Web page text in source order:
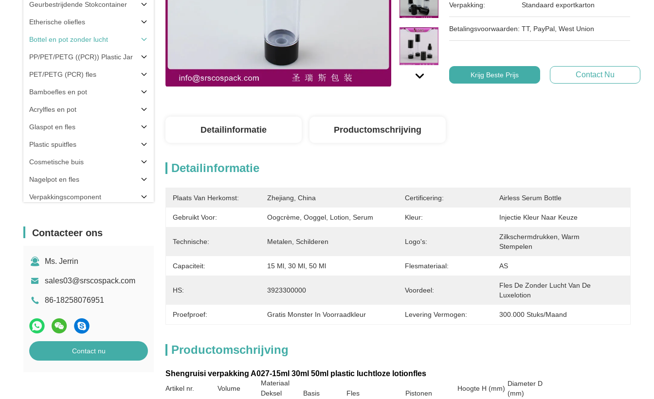
Geurbestrijdende Stokcontainer
Etherische oliefles
Bottel en pot zonder lucht
PP/PET/PETG ((PCR)) Plastic Jar
PET/PETG (PCR) fles
Bamboefles en pot
Acrylfles en pot
Glaspot en fles
Plastic spuitfles
Cosmetische buis
Nagelpot en fles
Verpakkingscomponent
Contacteer ons
Ms. Jerrin
sales03@srscospack.com
86-18258076951
Contact nu
Verpakking: Standaard exportkarton
Betalingsvoorwaarden: TT, PayPal, West Union
Krijg Beste Prijs Contact Nu
Detailinformatie Productomschrijving
Detailinformatie
Plaats Van Herkomst: Zhejiang, China Certificering: Airless Serum Bottle
Gebruikt Voor: Oogcrème, Ooggel, Lotion, Serum Kleur: Injectie Kleur Naar Keuze
Technische: Metalen, Schilderen Logo's:
Zilkschermdrukken, Warm
Stempelen
Capaciteit: 15 Ml, 30 Ml, 50 Ml Flesmateriaal: AS
HS: 3923300000 Voordeel:
Fles De Zonder Lucht Van De
Luxelotion
Proefproef: Gratis Monster In Voorraadkleur Levering Vermogen: 300.000 Stuks/maand
Productomschrijving
Shengruisi verpakking A027-15ml 30ml 50ml plastic luchtloze lotionfles
Artikel nr. Volume
Materiaal
Hoogte H (mm)
Diameter D
(mm)
Deksel Basis Fles
Pistonen